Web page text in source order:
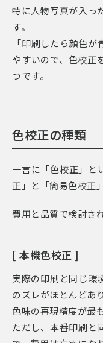
特に人物写真が入っ
す。
「印刷したら顔色
やすいので、色校正
つです。
色校正の種類
一言に「色校正」と
正」と「簡易色校正
費用と品質で検討さ
[ 本機色校正 ]
実際の印刷と同じ環
のズレがほとんどあ
色味の再現精度が最
ただし、本番印刷と